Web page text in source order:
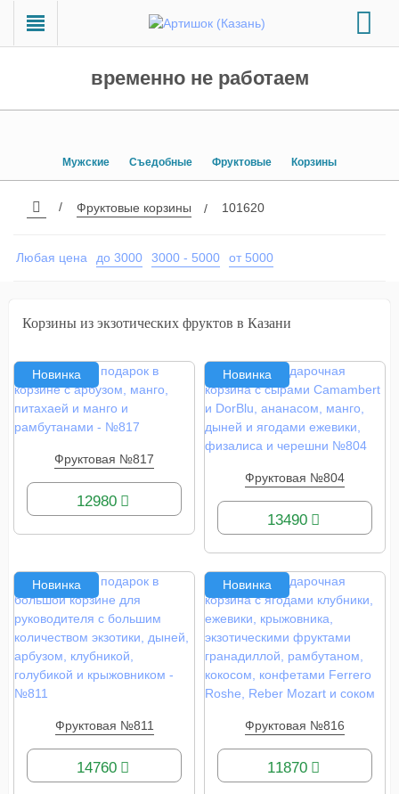
временно не работаем
Мужские Съедобные Фруктовые Корзины
Фруктовые корзины 101620
Любая цена до 3000 3000 - 5000 от 5000
Корзины из экзотических фруктов в Казани
Новинка
Фруктовая №817
КУПИТЬ
12980
Новинка
Фруктовая №804
КУПИТЬ
13490
Новинка
Фруктовая №811
КУПИТЬ
14760
Новинка
Фруктовая №816
КУПИТЬ
11870